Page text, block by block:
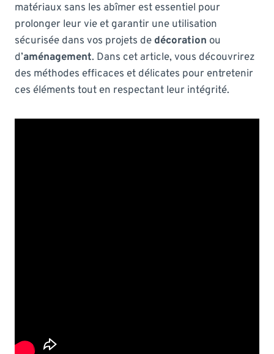
matériaux sans les abîmer est essentiel pour
prolonger leur vie et garantir une utilisation
sécurisée dans vos projets de décoration ou
d’aménagement. Dans cet article, vous découvrirez
des méthodes efficaces et délicates pour entretenir
ces éléments tout en respectant leur intégrité.